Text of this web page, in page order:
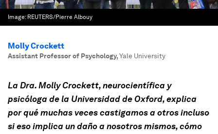
Image: REUTERS/Pierre Albouy
Molly Crockett
Assistant Professor of Psychology,Yale University
La Dra. Molly Crockett, neurocientífica y
psicóloga de la Universidad de Oxford, explica
por qué muchas veces castigamos a otros incluso
si eso implica un daño a nosotros mismos, cómo